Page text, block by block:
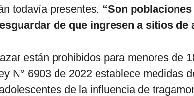
todavía presentes. “Son
de que ingresen a sitios de
están prohibidos para menores de
N° 6903 de 2022 establece medidas
de la influencia de